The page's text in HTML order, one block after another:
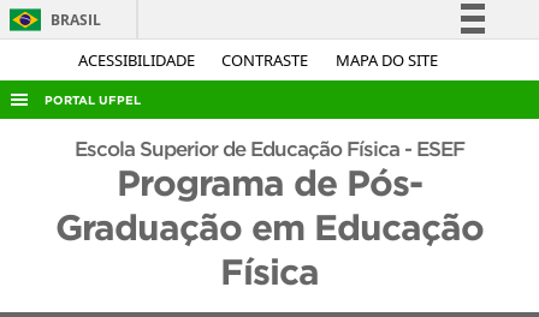
ACESSIBILIDADE CONTRASTE MAPA DO SITE
BRASIL
Simplifique!
Acesso à informação
Legislação
Canais
PORTAL UFPEL
ACESSO À INFORMAÇÃO
COBALTO
Escola Superior de Educação Física - ESEF
Programa de Pós-
Graduação em Educação
Física